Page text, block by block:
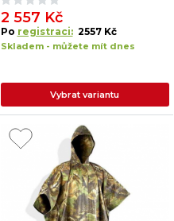
2 557 Kč
Po registraci: 2557 Kč
Skladem - můžete mít dnes
Vybrat variantu